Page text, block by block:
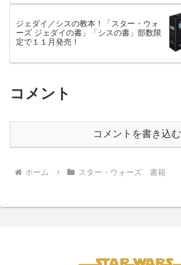
ジェダイ／シスの教本！「スター・ウォ
ーズ ジェダイの書」「シスの書」部数限
定で１１月発売！
コメント
コメントを書き込む
ホーム スター・ウォーズ 書籍